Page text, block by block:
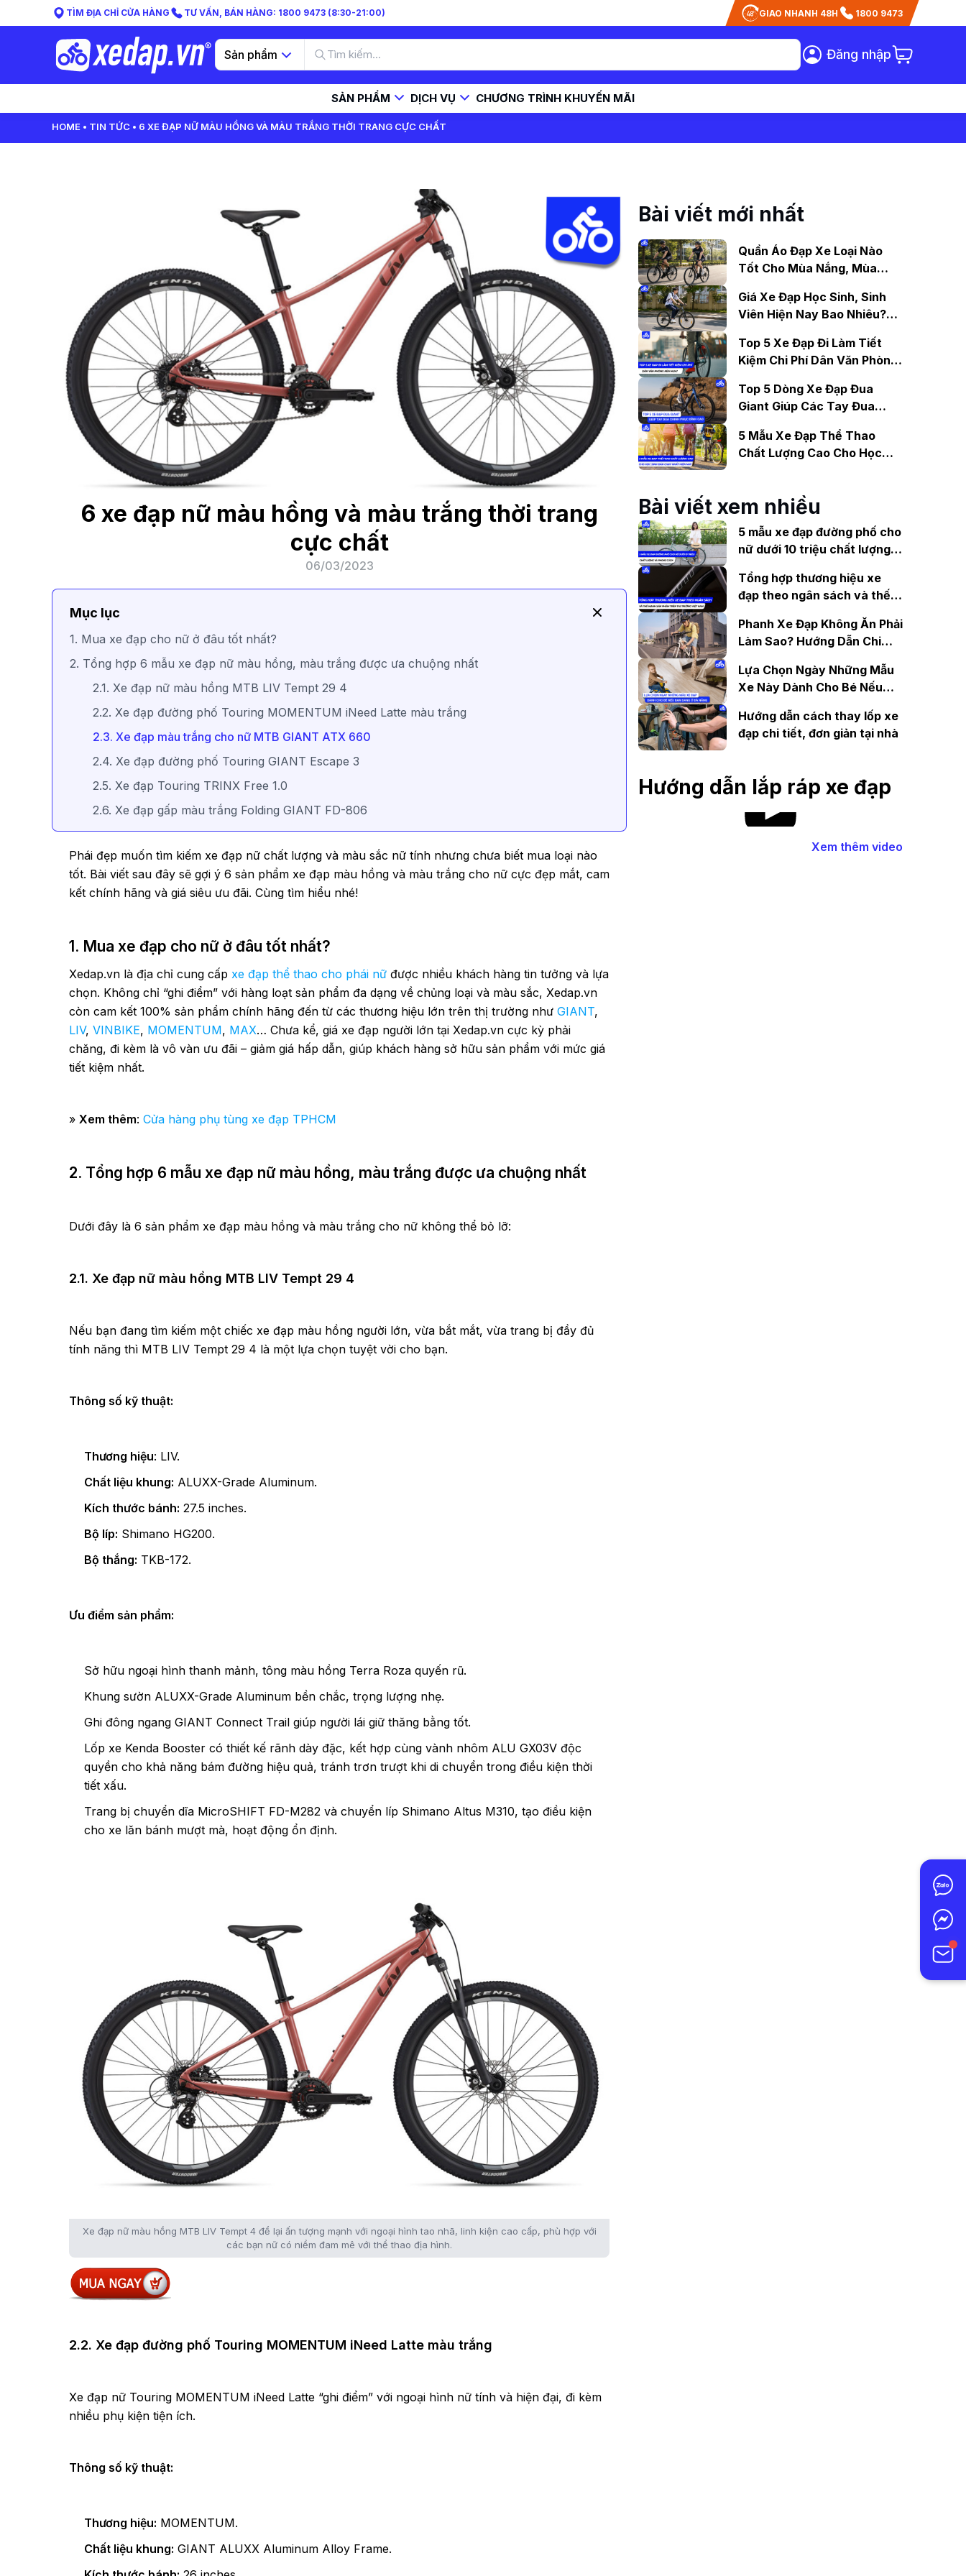
TÌM ĐỊA CHỈ CỬA HÀNG TƯ VẤN, BÁN HÀNG: 1800 9473 (8:30-21:00) GIAO NHANH 48H 1800 9473
Sản phẩm Đăng nhập
SẢN PHẨM DỊCH VỤ CHƯƠNG TRÌNH KHUYẾN MÃI
HOME TIN TỨC 6 XE ĐẠP NỮ MÀU HỒNG VÀ MÀU TRẮNG THỜI TRANG CỰC CHẤT
6 xe đạp nữ màu hồng và màu trắng thời trang
cực chất
06/03/2023
Mục lục
1. Mua xe đạp cho nữ ở đâu tốt nhất?
2. Tổng hợp 6 mẫu xe đạp nữ màu hồng, màu trắng được ưa chuộng nhất
2.1. Xe đạp nữ màu hồng MTB LIV Tempt 29 4
2.2. Xe đạp đường phố Touring MOMENTUM iNeed Latte màu trắng
2.3. Xe đạp màu trắng cho nữ MTB GIANT ATX 660
2.4. Xe đạp đường phố Touring GIANT Escape 3
2.5. Xe đạp Touring TRINX Free 1.0
2.6. Xe đạp gấp màu trắng Folding GIANT FD-806
Phái đẹp muốn tìm kiếm xe đạp nữ chất lượng và màu sắc nữ tính nhưng chưa biết mua loại nào
tốt. Bài viết sau đây sẽ gợi ý 6 sản phẩm xe đạp màu hồng và màu trắng cho nữ cực đẹp mắt, cam
kết chính hãng và giá siêu ưu đãi. Cùng tìm hiểu nhé!
1. Mua xe đạp cho nữ ở đâu tốt nhất?
Xedap.vn là địa chỉ cung cấp xe đạp thể thao cho phái nữ được nhiều khách hàng tin tưởng và lựa
chọn. Không chỉ “ghi điểm” với hàng loạt sản phẩm đa dạng về chủng loại và màu sắc, Xedap.vn
còn cam kết 100% sản phẩm chính hãng đến từ các thương hiệu lớn trên thị trường như GIANT,
LIV, VINBIKE, MOMENTUM, MAX… Chưa kể, giá xe đạp người lớn tại Xedap.vn cực kỳ phải
chăng, đi kèm là vô vàn ưu đãi – giảm giá hấp dẫn, giúp khách hàng sở hữu sản phẩm với mức giá
tiết kiệm nhất.
» Xem thêm: Cửa hàng phụ tùng xe đạp TPHCM
2. Tổng hợp 6 mẫu xe đạp nữ màu hồng, màu trắng được ưa chuộng nhất
Dưới đây là 6 sản phẩm xe đạp màu hồng và màu trắng cho nữ không thể bỏ lỡ:
2.1. Xe đạp nữ màu hồng MTB LIV Tempt 29 4
Nếu bạn đang tìm kiếm một chiếc xe đạp màu hồng người lớn, vừa bắt mắt, vừa trang bị đầy đủ
tính năng thì MTB LIV Tempt 29 4 là một lựa chọn tuyệt vời cho bạn.
Thông số kỹ thuật:
Thương hiệu: LIV.
Chất liệu khung: ALUXX-Grade Aluminum.
Kích thước bánh: 27.5 inches.
Bộ líp: Shimano HG200.
Bộ thắng: TKB-172.
Ưu điểm sản phẩm:
Sở hữu ngoại hình thanh mảnh, tông màu hồng Terra Roza quyến rũ.
Khung sườn ALUXX-Grade Aluminum bền chắc, trọng lượng nhẹ.
Ghi đông ngang GIANT Connect Trail giúp người lái giữ thăng bằng tốt.
Lốp xe Kenda Booster có thiết kế rãnh dày đặc, kết hợp cùng vành nhôm ALU GX03V độc
quyền cho khả năng bám đường hiệu quả, tránh trơn trượt khi di chuyển trong điều kiện thời
tiết xấu.
Trang bị chuyển dĩa MicroSHIFT FD-M282 và chuyển líp Shimano Altus M310, tạo điều kiện
cho xe lăn bánh mượt mà, hoạt động ổn định.
Xe đạp nữ màu hồng MTB LIV Tempt 4 để lại ấn tượng mạnh với ngoại hình tao nhã, linh kiện cao cấp, phù hợp với
các bạn nữ có niềm đam mê với thể thao địa hình.
2.2. Xe đạp đường phố Touring MOMENTUM iNeed Latte màu trắng
Xe đạp nữ Touring MOMENTUM iNeed Latte “ghi điểm” với ngoại hình nữ tính và hiện đại, đi kèm
nhiều phụ kiện tiện ích.
Thông số kỹ thuật:
Thương hiệu: MOMENTUM.
Chất liệu khung: GIANT ALUXX Aluminum Alloy Frame.
Bài viết mới nhất
Quần Áo Đạp Xe Loại Nào
Tốt Cho Mùa Nắng, Mùa
Giá Xe Đạp Học Sinh, Sinh
Viên Hiện Nay Bao Nhiêu?
Top 5 Xe Đạp Đi Làm Tiết
Kiệm Chi Phí Dân Văn Phòng
Top 5 Dòng Xe Đạp Đua
Giant Giúp Các Tay Đua
5 Mẫu Xe Đạp Thể Thao
Chất Lượng Cao Cho Học
Bài viết xem nhiều
5 mẫu xe đạp đường phố cho
nữ dưới 10 triệu chất lượng
Tổng hợp thương hiệu xe
đạp theo ngân sách và thế
trường Việt Nam
Phanh Xe Đạp Không Ăn Phải
Làm Sao? Hướng Dẫn Chi
Lựa Chọn Ngày Những Mẫu
Xe Này Dành Cho Bé Nếu
Hướng dẫn cách thay lốp xe
đạp chi tiết, đơn giản tại nhà
Hướng dẫn lắp ráp xe đạp
Xem thêm video